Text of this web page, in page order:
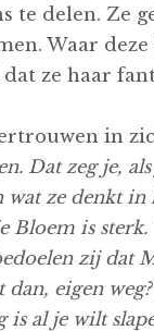
te delen. Ze
Waar
ze haar
in
Dat zeg je,
ze denkt
Bloem is
zij dat
eigen
is al je wilt